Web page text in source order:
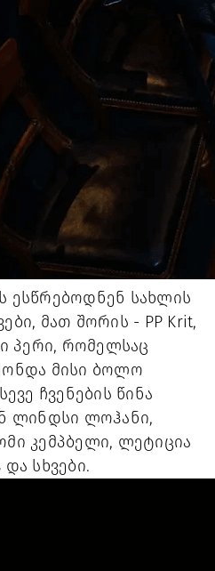
ესწრებოდნენ სახლის
მათ შორის - PP Krit,
პერი, რომელსაც
მისი ბოლო
ჩვენების წინა
ლინდსი ლოჰანი,
კემპბელი, ლეტიცია
და სხვები.